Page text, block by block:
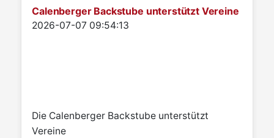
Calenberger Backstube unterstützt Vereine
Details
2026-07-07 09:54:13
Die Calenberger Backstube unterstützt
Vereine